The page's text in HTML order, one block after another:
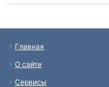
Главная
О сайте
Сервисы